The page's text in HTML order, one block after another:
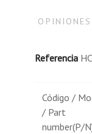
Referencia
Código /
/ Part
number(P/